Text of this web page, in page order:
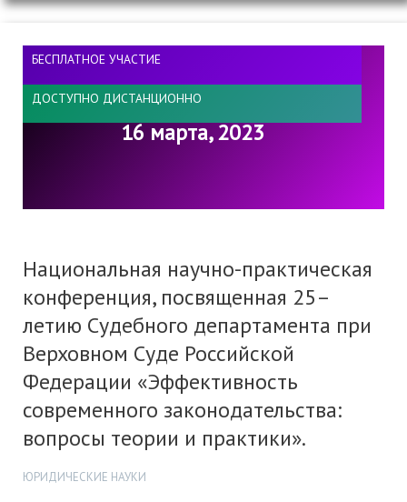
БЕСПЛАТНОЕ УЧАСТИЕ
ДОСТУПНО ДИСТАНЦИОННО
16 марта, 2023
Национальная научно-практическая
конференция, посвященная 25–
летию Судебного департамента при
Верховном Суде Российской
Федерации «Эффективность
современного законодательства:
вопросы теории и практики».
ЮРИДИЧЕСКИЕ НАУКИ